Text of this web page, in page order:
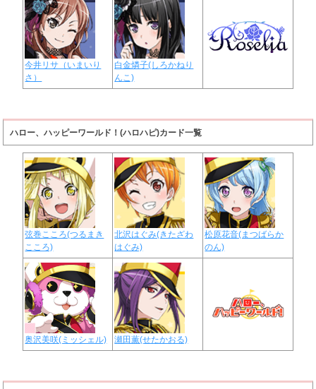
今井リサ（いまいり
さ）
白金燐子(しろかねり
んこ)
ハロー、ハッピーワールド！(ハロハピ)カード一覧
弦巻こころ(つるまき
こころ)
北沢はぐみ(きたざわ
はぐみ)
松原花音(まつばらか
のん)
奥沢美咲(ミッシェル) 瀬田薫(せたかおる)